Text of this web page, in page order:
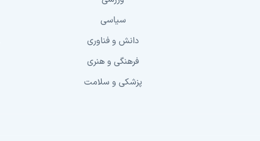
سیاسی
دانش و فناوری
فرهنگی و هنری
پزشکی و سلامت